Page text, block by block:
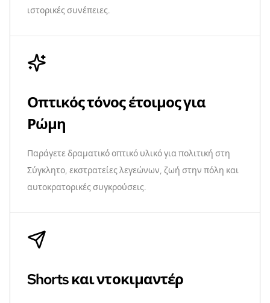
ιστορικές συνέπειες.
Οπτικός τόνος έτοιμος για
Ρώμη
Παράγετε δραματικό οπτικό υλικό για πολιτική στη
Σύγκλητο, εκστρατείες λεγεώνων, ζωή στην πόλη και
αυτοκρατορικές συγκρούσεις.
Shorts και ντοκιμαντέρ